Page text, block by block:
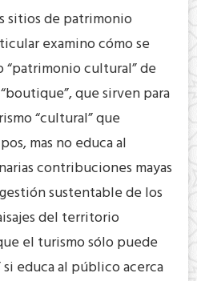
sitios de patrimonio
examino cómo se
cultural” de
que sirven para
“cultural” que
mas no educa al
contribuciones mayas
sustentable de los
del territorio
el turismo sólo puede
educa al público acerca